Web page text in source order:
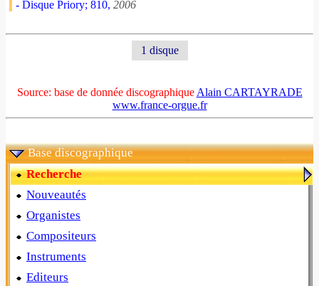
- Disque Priory; 810, 2006
1 disque
Source: base de donnée discographique Alain CARTAYRADE
www.france-orgue.fr
Base discographique
Recherche
Nouveautés
Organistes
Compositeurs
Instruments
Editeurs